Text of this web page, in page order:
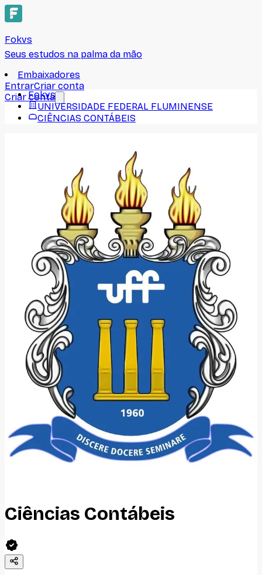
Fokvs
Seus estudos na palma da mão
Embaixadores
EntrarCriar conta
Criar conta
Fokvs
UNIVERSIDADE FEDERAL FLUMINENSE
CIÊNCIAS CONTÁBEIS
Ciências Contábeis